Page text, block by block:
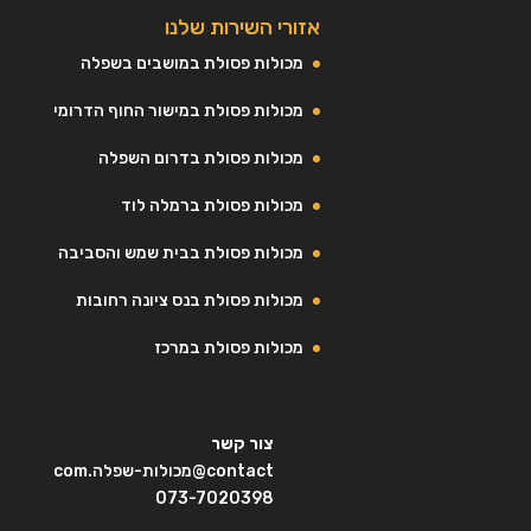
אזורי השירות שלנו
מכולות פסולת במושבים בשפלה
מכולות פסולת במישור החוף הדרומי
מכולות פסולת בדרום השפלה
מכולות פסולת ברמלה לוד
מכולות פסולת בבית שמש והסביבה
מכולות פסולת בנס ציונה רחובות
מכולות פסולת במרכז
צור קשר
contact@מכולות-שפלה.com
073-7020398